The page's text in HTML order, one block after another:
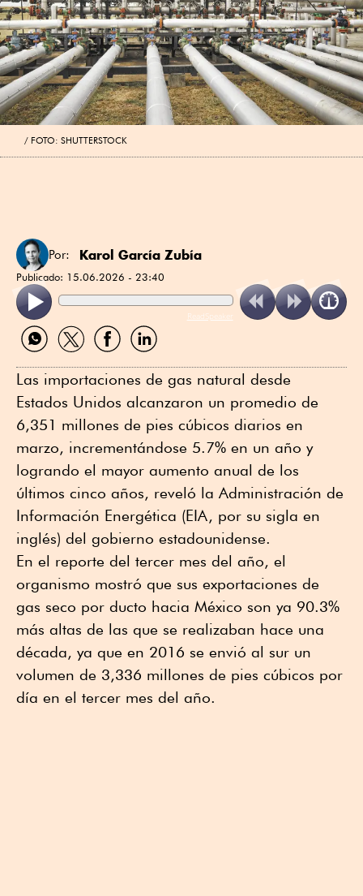
FOTO: SHUTTERSTOCK
Por: Karol García Zubía
Publicado: 15.06.2026 - 23:40
ReadSpeaker
Compartir
por
Compartir
por
Compartir
por
Compartir
por
Las importaciones de gas natural desde
Estados Unidos alcanzaron un promedio de
6,351 millones de pies cúbicos diarios en
marzo, incrementándose 5.7% en un año y
logrando el mayor aumento anual de los
últimos cinco años, reveló la Administración de
Información Energética (EIA, por su sigla en
inglés) del gobierno estadounidense.
En el reporte del tercer mes del año, el
organismo mostró que sus exportaciones de
gas seco por ducto hacia México son ya 90.3%
más altas de las que se realizaban hace una
década, ya que en 2016 se envió al sur un
volumen de 3,336 millones de pies cúbicos por
día en el tercer mes del año.